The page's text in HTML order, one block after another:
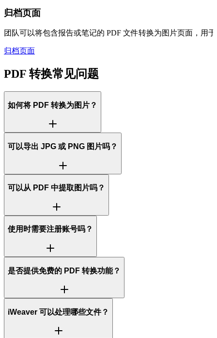
归档页面
团队可以将包含报告或笔记的 PDF 文件转换为图片页面，用
归档页面
PDF 转换常见问题
如何将 PDF 转换为图片？
可以导出 JPG 或 PNG 图片吗？
可以从 PDF 中提取图片吗？
使用时需要注册账号吗？
是否提供免费的 PDF 转换功能？
iWeaver 可以处理哪些文件？